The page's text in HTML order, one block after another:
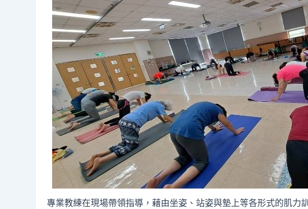
專業教練在現場帶領指導，藉由坐姿、站姿與墊上等各形式的肌力